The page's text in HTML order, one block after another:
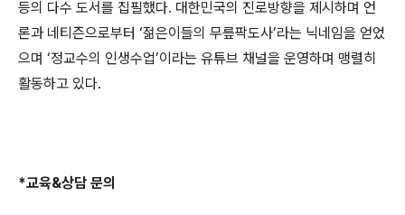
등의 다수 도서를 집필했다. 대한민국의 진로방향을 제시하며 언
론과 네티즌으로부터 ‘젊은이들의 무릎팍도사’라는 닉네임을 얻었
으며 ‘정교수의 인생수업’이라는 유튜브 채널을 운영하며 맹렬히
활동하고 있다.
*교육&상담 문의